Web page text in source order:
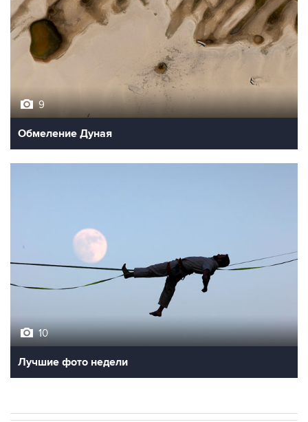
9
Обмеление Дуная
10
Лучшие фото недели